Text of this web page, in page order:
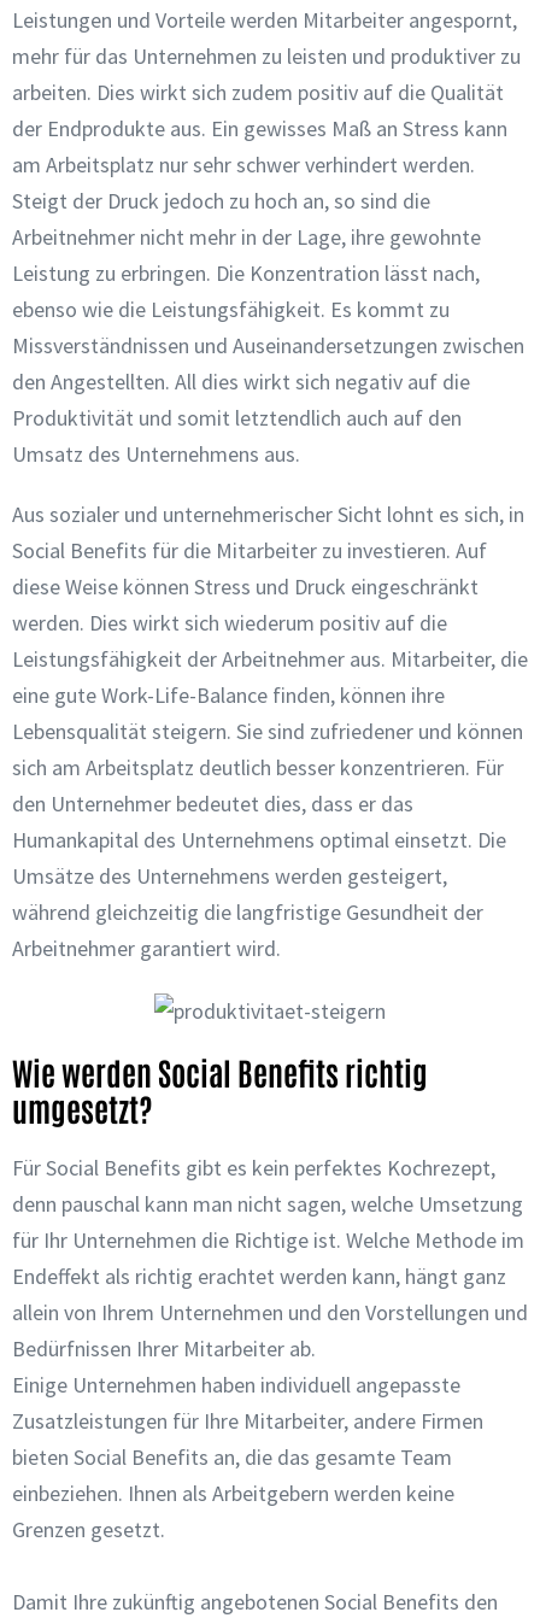
Leistungen und Vorteile werden Mitarbeiter angespornt,
mehr für das Unternehmen zu leisten und produktiver zu
arbeiten. Dies wirkt sich zudem positiv auf die Qualität
der Endprodukte aus. Ein gewisses Maß an Stress kann
am Arbeitsplatz nur sehr schwer verhindert werden.
Steigt der Druck jedoch zu hoch an, so sind die
Arbeitnehmer nicht mehr in der Lage, ihre gewohnte
Leistung zu erbringen. Die Konzentration lässt nach,
ebenso wie die Leistungsfähigkeit. Es kommt zu
Missverständnissen und Auseinandersetzungen zwischen
den Angestellten. All dies wirkt sich negativ auf die
Produktivität und somit letztendlich auch auf den
Umsatz des Unternehmens aus.
Aus sozialer und unternehmerischer Sicht lohnt es sich, in
Social Benefits für die Mitarbeiter zu investieren. Auf
diese Weise können Stress und Druck eingeschränkt
werden. Dies wirkt sich wiederum positiv auf die
Leistungsfähigkeit der Arbeitnehmer aus. Mitarbeiter, die
eine gute Work-Life-Balance finden, können ihre
Lebensqualität steigern. Sie sind zufriedener und können
sich am Arbeitsplatz deutlich besser konzentrieren. Für
den Unternehmer bedeutet dies, dass er das
Humankapital des Unternehmens optimal einsetzt. Die
Umsätze des Unternehmens werden gesteigert,
während gleichzeitig die langfristige Gesundheit der
Arbeitnehmer garantiert wird.
Wie werden Social Benefits richtig
umgesetzt?
Für Social Benefits gibt es kein perfektes Kochrezept,
denn pauschal kann man nicht sagen, welche Umsetzung
für Ihr Unternehmen die Richtige ist. Welche Methode im
Endeffekt als richtig erachtet werden kann, hängt ganz
allein von Ihrem Unternehmen und den Vorstellungen und
Bedürfnissen Ihrer Mitarbeiter ab.
Einige Unternehmen haben individuell angepasste
Zusatzleistungen für Ihre Mitarbeiter, andere Firmen
bieten Social Benefits an, die das gesamte Team
einbeziehen. Ihnen als Arbeitgebern werden keine
Grenzen gesetzt.
Damit Ihre zukünftig angebotenen Social Benefits den